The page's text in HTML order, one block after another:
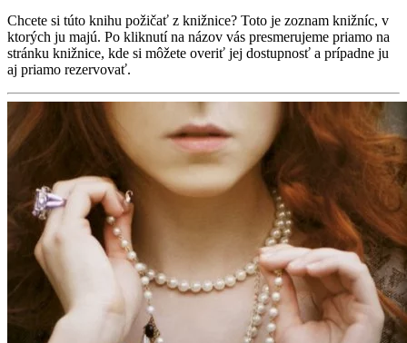
Chcete si túto knihu požičať z knižnice? Toto je zoznam knižníc, v
ktorých ju majú. Po kliknutí na názov vás presmerujeme priamo na
stránku knižnice, kde si môžete overiť jej dostupnosť a prípadne ju
aj priamo rezervovať.